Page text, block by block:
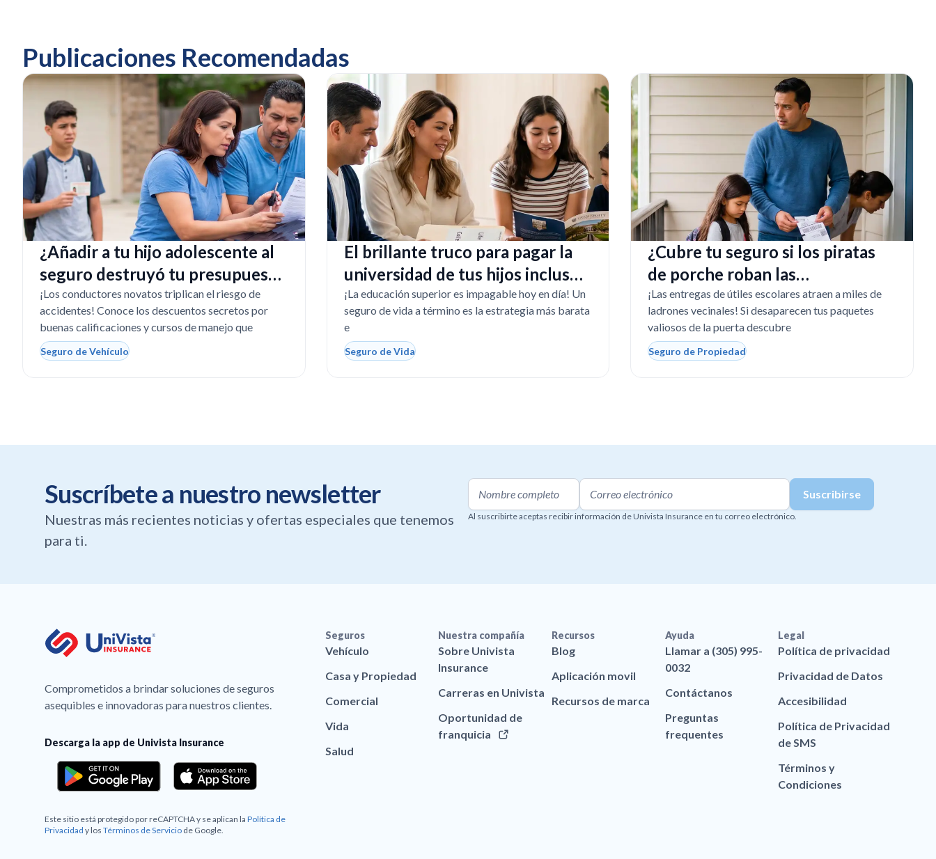
Publicaciones Recomendadas
¿Añadir a tu hijo adolescente al
seguro destruyó tu presupuesto
en Texas?
¡Los conductores novatos triplican el riesgo de
accidentes! Conoce los descuentos secretos por
buenas calificaciones y cursos de manejo que
Seguro de Vehículo
El brillante truco para pagar la
universidad de tus hijos incluso
si tú faltas
¡La educación superior es impagable hoy en día! Un
seguro de vida a término es la estrategia más barata
e
Seguro de Vida
¿Cubre tu seguro si los piratas
de porche roban las
computadoras escolares?
¡Las entregas de útiles escolares atraen a miles de
ladrones vecinales! Si desaparecen tus paquetes
valiosos de la puerta descubre
Seguro de Propiedad
Suscríbete a nuestro newsletter
Nuestras más recientes noticias y ofertas especiales que tenemos
para ti.
Al suscribirte aceptas recibir información de Univista Insurance en tu correo electrónico.
Comprometidos a brindar soluciones de seguros
asequibles e innovadoras para nuestros clientes.
Descarga la app de Univista Insurance
Este sitio está protegido por reCAPTCHA y se aplican la Política de
Privacidad y los Términos de Servicio de Google.
Seguros
Vehículo
Casa y Propiedad
Comercial
Vida
Salud
Nuestra compañía
Sobre Univista
Insurance
Carreras en Univista
Oportunidad de
franquicia
Recursos
Blog
Aplicación movil
Recursos de marca
Ayuda
Llamar a (305) 995-
0032
Contáctanos
Preguntas
frequentes
Legal
Política de privacidad
Privacidad de Datos
Accesibilidad
Política de Privacidad
de SMS
Términos y
Condiciones